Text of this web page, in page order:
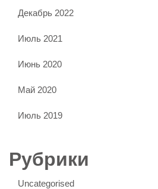
Декабрь 2022
Июль 2021
Июнь 2020
Май 2020
Июль 2019
Рубрики
Uncategorised